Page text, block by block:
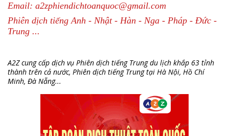
Email: a2zphiendichtoanquoc@gmail.com
Phiên dịch tiếng Anh - Nhật - Hàn - Nga - Pháp - Đức -
Trung ...
A2Z cung cấp dịch vụ Phiên dịch tiếng Trung du lịch khắp 63 tỉnh
thành trên cả nước, Phiên dịch tiếng Trung tại Hà Nội, Hồ Chí
Minh, Đà Nẵng...